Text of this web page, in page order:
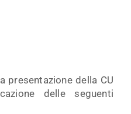
presentazione della CU
delle seguenti